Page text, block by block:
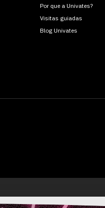
Por que a Univates?
Visitas guiadas
Blog Univates